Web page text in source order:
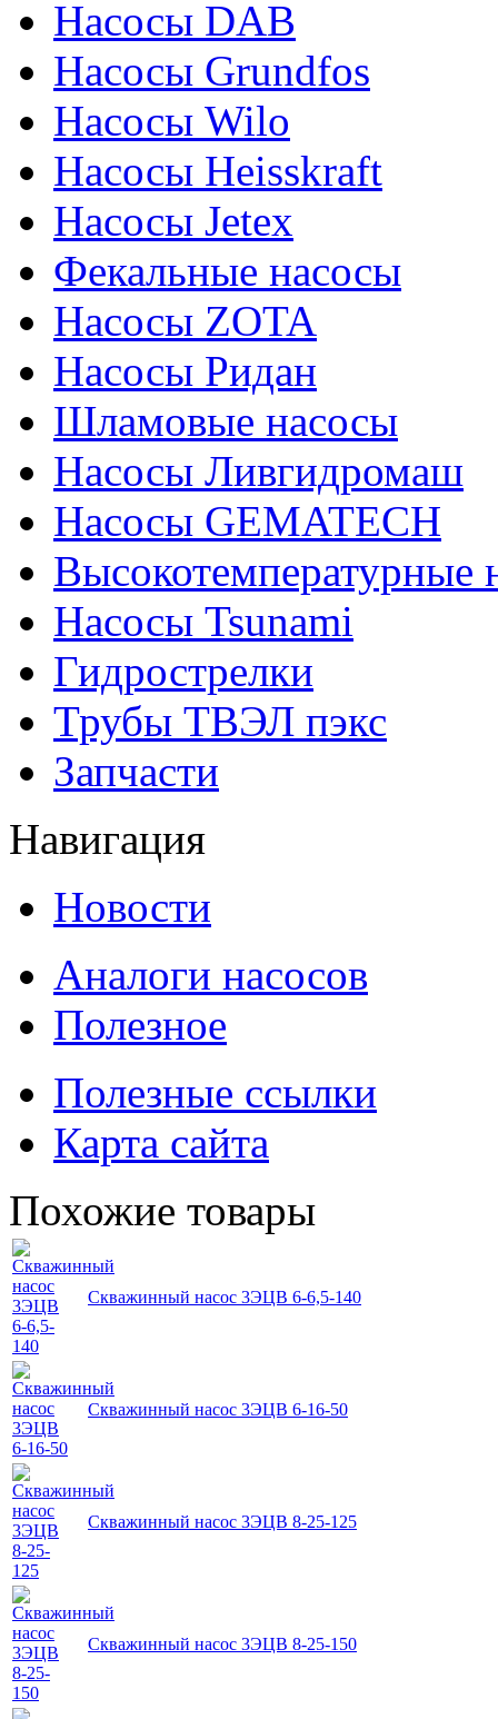
Насосы DAB
Насосы Grundfos
Насосы Wilo
Насосы Heisskraft
Насосы Jetex
Фекальные насосы
Насосы ZOTA
Насосы Ридан
Шламовые насосы
Насосы Ливгидромаш
Насосы GEMATECH
Высокотемпературные
Насосы Tsunami
Гидрострелки
Трубы ТВЭЛ пэкс
Запчасти
Навигация
Новости
Аналоги насосов
Полезное
Полезные ссылки
Карта сайта
Похожие товары
Скважинный насос 3ЭЦВ 6-6,5-140
Скважинный насос 3ЭЦВ 6-16-50
Скважинный насос 3ЭЦВ 8-25-125
Скважинный насос 3ЭЦВ 8-25-150